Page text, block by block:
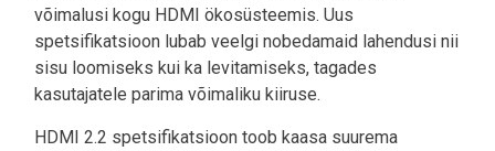
võimalusi kogu HDMI ökosüsteemis. Uus
spetsifikatsioon lubab veelgi nobedamaid lahendusi nii
sisu loomiseks kui ka levitamiseks, tagades
kasutajatele parima võimaliku kiiruse.
HDMI 2.2 spetsifikatsioon toob kaasa suurema